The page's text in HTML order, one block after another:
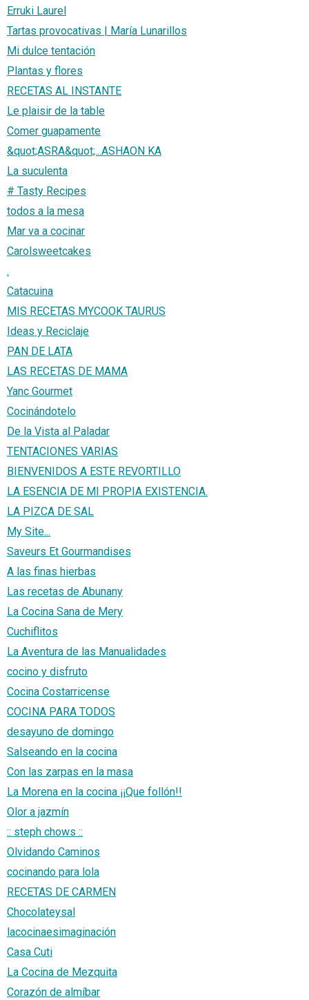
Erruki Laurel
Tartas provocativas | María Lunarillos
Mi dulce tentación
Plantas y flores
RECETAS AL INSTANTE
Le plaisir de la table
Comer guapamente
&quot;ASRA&quot;...ASHAON KA
La suculenta
# Tasty Recipes
todos a la mesa
Mar va a cocinar
Carolsweetcakes
.
Catacuina
MIS RECETAS MYCOOK TAURUS
Ideas y Reciclaje
PAN DE LATA
LAS RECETAS DE MAMA
Yanc Gourmet
Cocinándotelo
De la Vista al Paladar
TENTACIONES VARIAS
BIENVENIDOS A ESTE REVORTILLO
LA ESENCIA DE MI PROPIA EXISTENCIA.
LA PIZCA DE SAL
My Site...
Saveurs Et Gourmandises
A las finas hierbas
Las recetas de Abunany
La Cocina Sana de Mery
Cuchiflitos
La Aventura de las Manualidades
cocino y disfruto
Cocina Costarricense
COCINA PARA TODOS
desayuno de domingo
Salseando en la cocina
Con las zarpas en la masa
La Morena en la cocina ¡¡Que follón!!
Olor a jazmín
:: steph chows ::
Olvidando Caminos
cocinando para lola
RECETAS DE CARMEN
Chocolateysal
lacocinaesimaginación
Casa Cuti
La Cocina de Mezquita
Corazón de almíbar